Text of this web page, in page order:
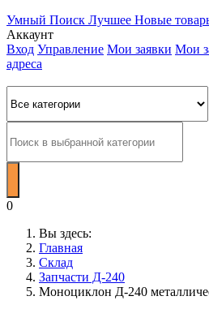
Умный Поиск Лучшее Новые
Аккаунт
Вход Управление Мои заявки Мои
адреса
0
Вы здесь:
Главная
Склад
Запчасти Д-240
Моноциклон Д-240